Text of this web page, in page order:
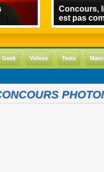
Concours,
est pas
Geek Vidéos Tests